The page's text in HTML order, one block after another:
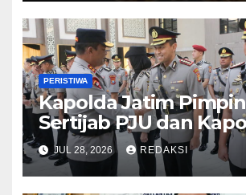
PERISTIWA
Kapolda Jatim Pimpin
Sertijab PJU dan
Perkuat Regenerasi
Kepemimpinan dan
Pelayanan Presisi
JUL 28, 2026 REDAKSI